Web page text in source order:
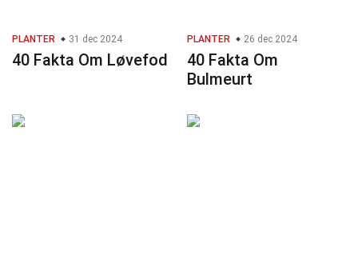
PLANTER 31 dec 2024
40 Fakta Om Løvefod
PLANTER 26 dec 2024
40 Fakta Om
Bulmeurt